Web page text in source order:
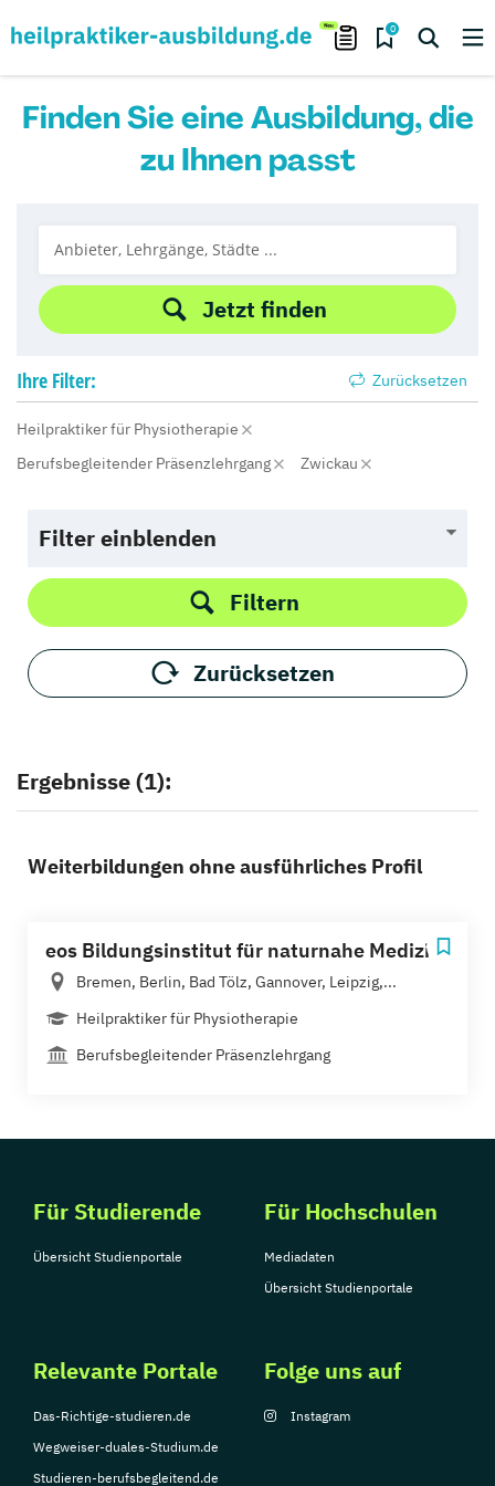
0
Finden Sie eine Ausbildung, die
zu Ihnen passt
Jetzt finden
Ihre Filter: Zurücksetzen
Heilpraktiker für Physiotherapie
Berufsbegleitender Präsenzlehrgang
Zwickau
Filter einblenden
Filtern
Zurücksetzen
Ergebnisse (1):
Weiterbildungen ohne ausführliches Profil
eos Bildungsinstitut für naturnahe Medizin
Bremen, Berlin, Bad Tölz, Gannover, Leipzig,...
Heilpraktiker für Physiotherapie
Berufsbegleitender Präsenzlehrgang
Für Studierende
Übersicht Studienportale
Für Hochschulen
Mediadaten
Übersicht Studienportale
Relevante Portale
Das-Richtige-studieren.de
Wegweiser-duales-Studium.de
Studieren-berufsbegleitend.de
Folge uns auf
Instagram